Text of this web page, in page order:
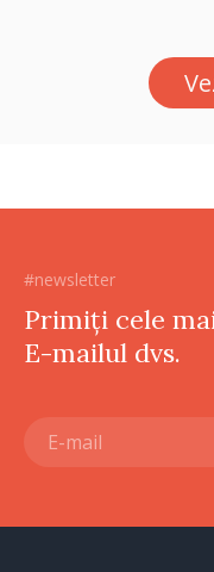
#newsletter
Primiți cele
E-mailul dvs.